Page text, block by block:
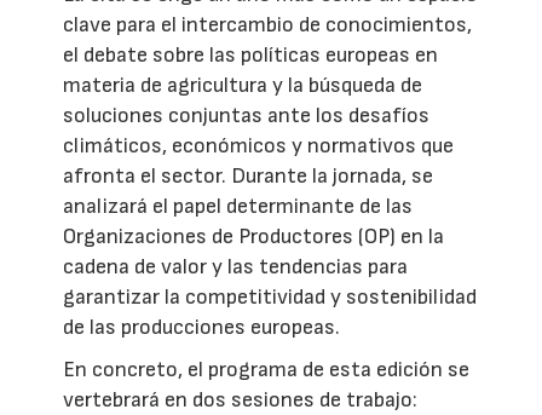
clave para el intercambio de conocimientos,
el debate sobre las políticas europeas en
materia de agricultura y la búsqueda de
soluciones conjuntas ante los desafíos
climáticos, económicos y normativos que
afronta el sector. Durante la jornada, se
analizará el papel determinante de las
Organizaciones de Productores (OP) en la
cadena de valor y las tendencias para
garantizar la competitividad y sostenibilidad
de las producciones europeas.
En concreto, el programa de esta edición se
vertebrará en dos sesiones de trabajo: